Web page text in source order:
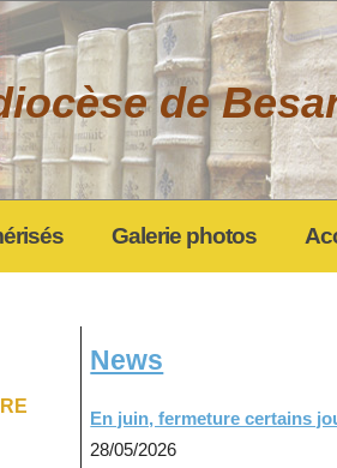
de
Galerie photos
News
En juin, fermeture certains
28/05/2026